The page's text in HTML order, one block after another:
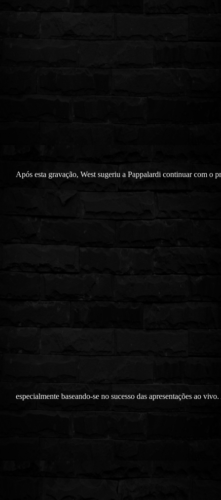
Após esta gravação, West sugeriu a Pappalardi continuar com o
especialmente baseando-se no sucesso das apresentações ao